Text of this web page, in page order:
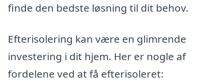
finde den bedste løsning til dit behov.
Efterisolering kan være en glimrende
investering i dit hjem. Her er nogle af
fordelene ved at få efterisoleret: